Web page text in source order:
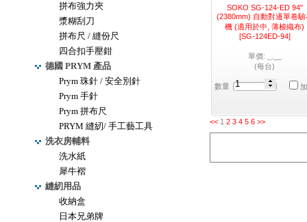
拼布強力夾
漿糊刮刀
拼布尺 / 縫份尺
四合扣手壓鉗
德國 PRYM 產品
Prym 珠針 / 安全別針
Prym 手針
Prym 拼布尺
PRYM 縫紉/ 手工藝工具
洗衣房輔料
洗水紙
犀牛褶
縫紉用品
收納盒
日本兄弟牌
SOKO SG-124-ED 94"
(2380mm) 自動對邊單卷驗
機 (適用於中, 薄梭織布)
[SG-124ED-94]
單價: _.__
(每台)
數量
<< 1 2 3 4 5 6 >>